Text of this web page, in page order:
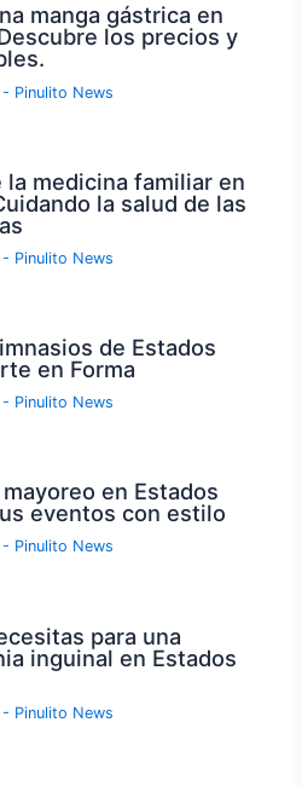
manga gástrica en
los precios y
- Pinulito News
la medicina familiar en
la salud de las
- Pinulito News
de Estados
en Forma
- Pinulito News
en Estados
eventos con estilo
- Pinulito News
para una
inguinal en Estados
- Pinulito News